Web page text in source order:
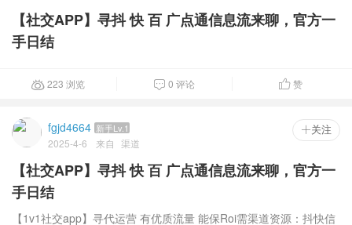
【社交APP】寻抖 快 百 广点通信息流来聊，官方一
手日结
223 浏览  0 评论 赞
fgjd4664 新手Lv.1
2025-4-6 来自 渠道
 关注
【社交APP】寻抖 快 百 广点通信息流来聊，官方一
手日结
【1v1社交app】寻代运营 有优质流量 能保Roi需渠道资源：抖快信